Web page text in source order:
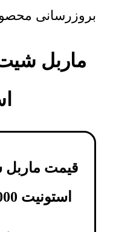
بروزرسانی
استونیت